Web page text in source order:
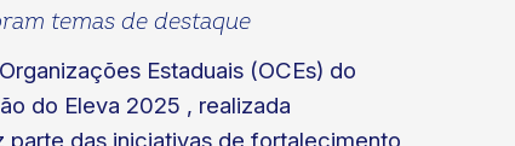
temas de destaque
Estaduais (OCEs) do
do Eleva 2025 , realizada